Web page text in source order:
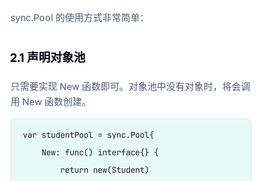
sync.Pool 的使用方式非常简单：
2.1 声明对象池
只需要实现 New 函数即可。对象池中没有对象时，将会调
用 New 函数创建。
var studentPool = sync.Pool{
    New: func() interface{} {
        return new(Student)